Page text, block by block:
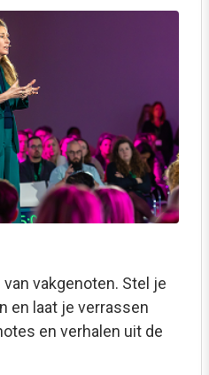
vakgenoten. Stel je
en laat je verrassen
en verhalen uit de